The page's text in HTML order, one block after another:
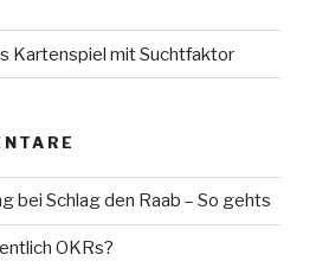
Kartenspiel mit Suchtfaktor
bei Schlag den Raab – So gehts
OKRs?